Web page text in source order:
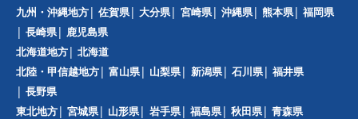
九州・沖縄地方
佐賀県 大分県 宮崎県 沖縄県 熊本県
福岡県
長崎県
鹿児島県
北海道地方
北海道
北陸・甲信越地方
富山県 山梨県 新潟県 石川県
福井県
長野県
東北地方
宮城県 山形県 岩手県 福島県 秋田県
青森県